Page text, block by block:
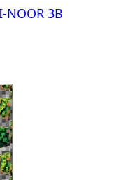
NOOR 3B